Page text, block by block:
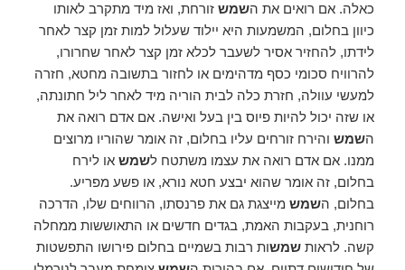
כאלה. אם רואים את השמש זורחת, ואז מיד מתקרב לאותו
כיוון בחלום, המשמעות היא יילוד שעלול למות זמן קצר לאחר
לידתו, להחזיר אסיר לשעבר לכלא זמן קצר לאחר שחרורו,
להרוויח סכומי כסף מדהימים או לחזור בתשובה מחטא, חזרה
למעשי עוולה, חזרת כלה לבית הוריה מיד לאחר ליל חתונתה,
או שזה יכול להיות פיוס בין בעל ואישה. אם אדם רואה את
השמש והירח זורחים עליו בחלום, זה אומר שהוריו מרוצים
ממנו. אם אדם רואה את עצמו משתטח לשמש או לירח
בחלום, זה אומר שהוא יבצע חטא נורא, או פשע מפריע.
בחלום, השמש מייצגת גם את פרנסתו, הרווחים שלו, הדרכה
רוחנית, בעקבות האמת, בגדים חדשים או התאוששות ממחלה
קשה. לראותשמשות רבות בשמיים בחלום פירושו התפשטות